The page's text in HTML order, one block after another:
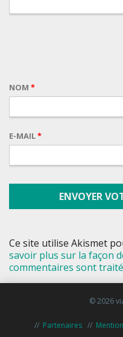
NOM *
E-MAIL*
Ce site utilise Akismet
savoir plus sur la façon
commentaires sont
© 2026
Partenaires